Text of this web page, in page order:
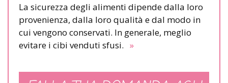
La sicurezza degli alimenti dipende dalla loro
provenienza, dalla loro qualità e dal modo in
cui vengono conservati. In generale, meglio
evitare i cibi venduti sfusi. »